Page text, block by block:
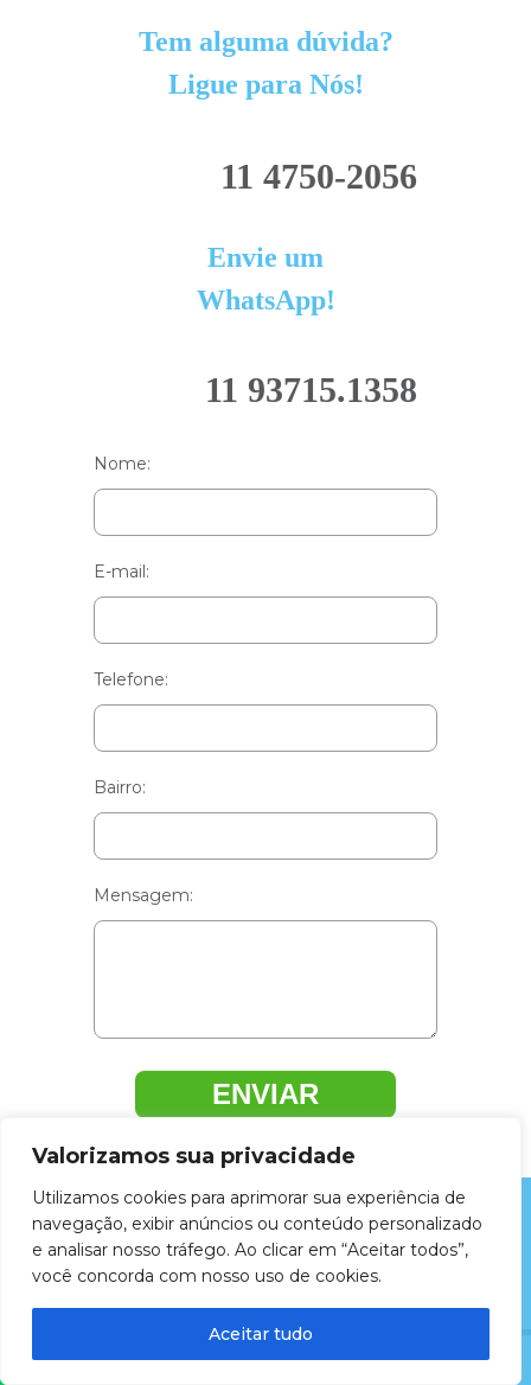
Valorizamos sua privacidade
Utilizamos cookies para aprimorar sua experiência de
navegação, exibir anúncios ou conteúdo personalizado
e analisar nosso tráfego. Ao clicar em “Aceitar todos”,
você concorda com nosso uso de cookies.
Aceitar tudo
Tem alguma dúvida?
Ligue para Nós!
11 4750-2056
Envie um
WhatsApp!
11 93715.1358
Nome:
E-mail:
Telefone:
Bairro:
Mensagem:
ENVIAR
ZELLUS LIMPEZA E HIGIENIZAÇÃO DE
ESTOFADOS LTDA © 2026 - Todos os
direitos reservados.
Criação de Sites:
LIGAR
ENTRE EM